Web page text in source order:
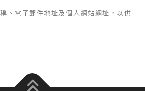
、電子郵件地址及個人網站網址，以供